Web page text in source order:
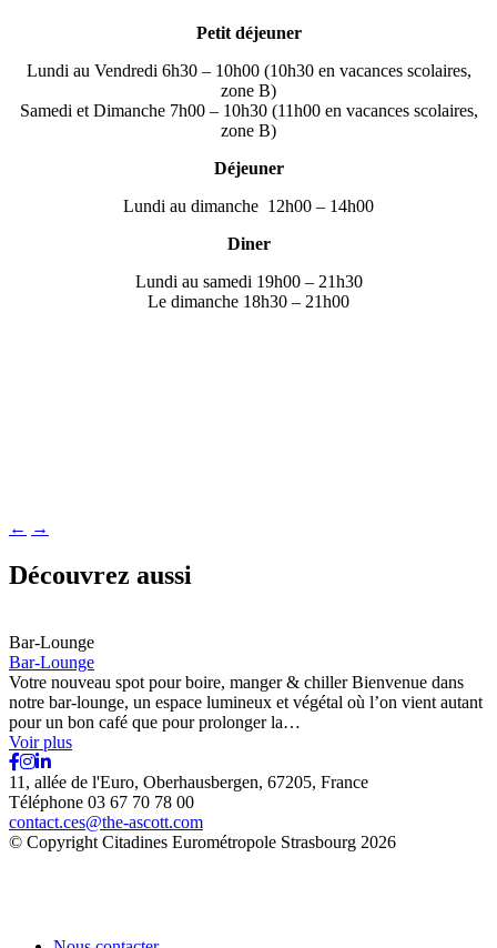
Petit déjeuner
Lundi au Vendredi 6h30 – 10h00 (10h30 en vacances scolaires,
zone B)
Samedi et Dimanche 7h00 – 10h30 (11h00 en vacances scolaires,
zone B)
Déjeuner
Lundi au dimanche 12h00 – 14h00
Diner
Lundi au samedi 19h00 – 21h30
Le dimanche 18h30 – 21h00
← →
Découvrez aussi
Bar-Lounge
Bar-Lounge
Votre nouveau spot pour boire, manger & chiller Bienvenue dans
notre bar-lounge, un espace lumineux et végétal où l’on vient autant
pour un bon café que pour prolonger la…
Voir plus
11, allée de l'Euro, Oberhausbergen, 67205, France
Téléphone 03 67 70 78 00
contact.ces@the-ascott.com
© Copyright Citadines Eurométropole Strasbourg 2026